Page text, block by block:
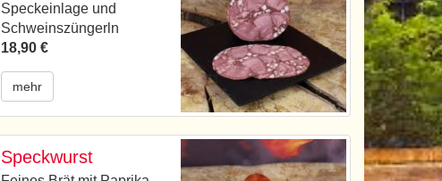
Speckeinlage und
Schweinszüngerln
18,90 €
mehr
Speckwurst